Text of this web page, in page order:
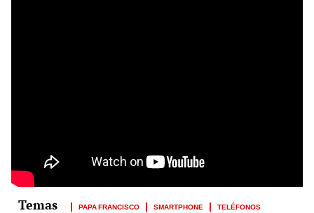
PAPA FRANCISCO SMARTPHONE TELÉFONOS